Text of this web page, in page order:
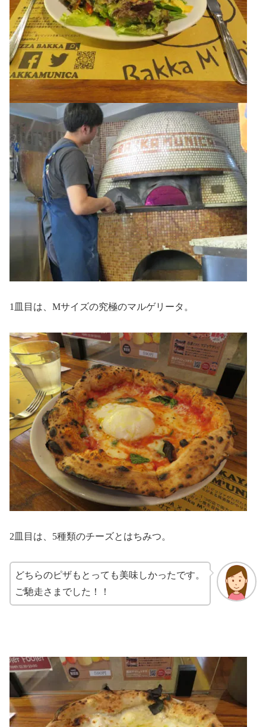
1皿目は、Mサイズの究極のマルゲリータ。
2皿目は、5種類のチーズとはちみつ。
どちらのピザもとっても美味しかったです。
ご馳走さまでした！！